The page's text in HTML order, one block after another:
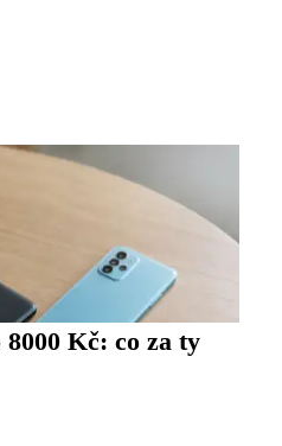
Kč: co za ty